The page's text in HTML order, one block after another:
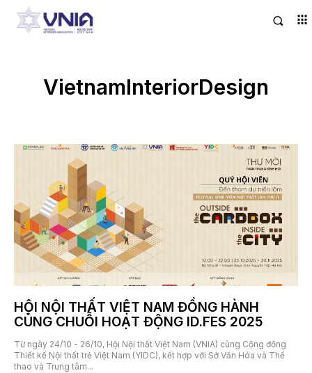
VietnamInteriorDesign
HỘI NỘI THẤT VIỆT NAM ĐỒNG HÀNH
CÙNG CHUỖI HOẠT ĐỘNG ID.FES 2025
Từ ngày 24/10 - 26/10, Hội Nội thất Việt Nam (VNIA) cùng Cộng đồng
Thiết kế Nội thất trẻ Việt Nam (YIDC), kết hợp với Sở Văn Hóa và Thể
thao và Trung tâm...